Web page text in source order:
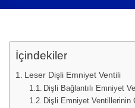
İçindekiler
Leser Dişli Emniyet Ventili
Dişli Bağlantılı Emniyet
Dişli Emniyet Ventillerinin